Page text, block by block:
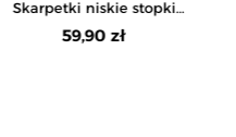
Skarpetki niskie stopki
z haftem w kotki
59,90 zł